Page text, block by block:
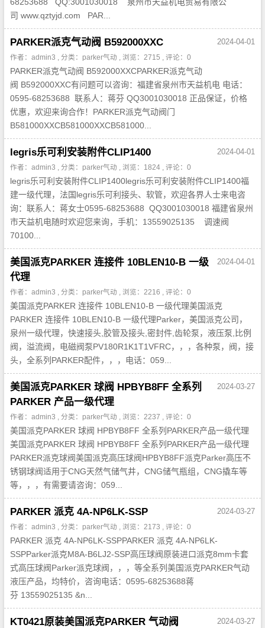
司 www.qztyjd.com PAR...
2024-04-01
PARKER派克气动阀 B592000XXC
作者：admin3 , 分类： parker气动 , 浏览：2715 , 评论：0
PARKER派克气动阀 B592000XXCPARKER派克气动
阀 B592000XXC有问题可以咨询：福建省泉州市天益机电 电话：
0595-68253688 联系人：蒋芬 QQ3001030018 正品保证，价格
优惠，欢迎来询合作！PARKER派克气动阀门
B581000XXCB581000XXCB581000...
2024-04-01
legris乐可利安装附件CLIP1400
作者：admin3 , 分类： parker气动 , 浏览：1824 , 评论：0
legris乐可利安装附件CLIP1400legris乐可利安装附件CLIP1400福
建一级代理，法国legris乐可利接头、软管，欢迎各界人士来电咨
询：联系人：蒋女士0595-68253688 QQ3001030018 福建省泉州
市天益机电随时欢迎您来询，手机：13559025135 调速阀
70100...
2024-04-01
美国派克PARKER 连接件 10BLEN10-B 一级
代理
作者：admin3 , 分类： parker气动 , 浏览：2216 , 评论：0
美国派克PARKER 连接件 10BLEN10-B 一级代理美国派克
PARKER 连接件 10BLEN10-B 一级代理Parker，美国派克公司，
泉州一级代理，快速接头,胶管及接头,密封件,齿轮泵，液压泵,比例
阀，溢流阀，电磁阀泵PV180R1K1T1VFRC，，，各种泵，阀，接
头，全系列PARKER配件，，，电话：059...
2024-03-27
美国派克PARKER 球阀 HPBYB8FF 全系列
PARKER 产品一级代理
作者：admin3 , 分类： parker气动 , 浏览：2237 , 评论：0
美国派克PARKER 球阀 HPBYB8FF 全系列PARKER产品一级代理
美国派克PARKER 球阀 HPBYB8FF 全系列PARKER产品一级代理
PARKER派克球阀美国派克高压球阀HPBYB8FF派克Parker高压不
锈钢球阀适用于CNG天然气储气井，CNG储气瓶组，CNG撬车等
等，，，有需要请咨询：059...
2024-03-27
PARKER 派克 4A-NP6LK-SSP
作者：admin3 , 分类： parker气动 , 浏览：2173 , 评论：0
PARKER 派克 4A-NP6LK-SSPPARKER 派克 4A-NP6LK-
SSPParker派克M8A-B6LJ2-SSP高压球阀原装进口派克8mm卡套
式高压球阀Parker派克球阀，，，等全系列美国派克PARKER气动
液压产品，均特价，咨询电话：0595-68253688蒋
芬 13559025135 &n...
2024-03-27
KT0421原装美国派克PARKER 气动阀